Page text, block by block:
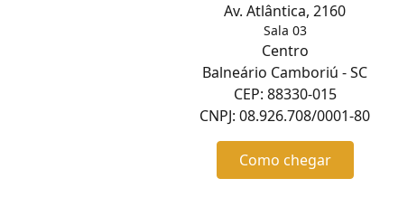
Av. Atlântica, 2160
Sala 03
Centro
Balneário Camboriú - SC
CEP: 88330-015
CNPJ: 08.926.708/0001-80
Como chegar